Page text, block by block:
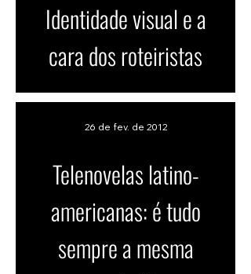
Identidade visual e a
cara dos roteiristas
Telenovelas latino-
americanas: é tudo
sempre a mesma
26 de fev. de 2012